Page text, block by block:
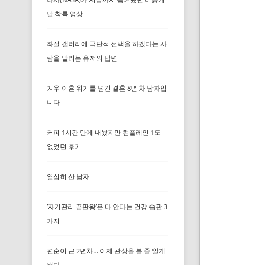
달 착륙 영상
좌절 갤러리에 극단적 선택을 하겠다는 사
람을 말리는 유저의 답변
겨우 이혼 위기를 넘긴 결혼 8년 차 남자입
니다
커피 1시간 만에 내놨지만 컴플레인 1도
없었던 후기
열심히 산 남자
’자기관리 끝판왕’은 다 안다는 건강 습관 3
가지
편순이 근 2년차… 이제 관상을 볼 줄 알게